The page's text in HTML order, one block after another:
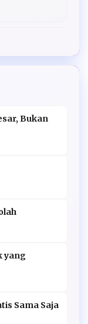
Bukan
yang
Sama Saja